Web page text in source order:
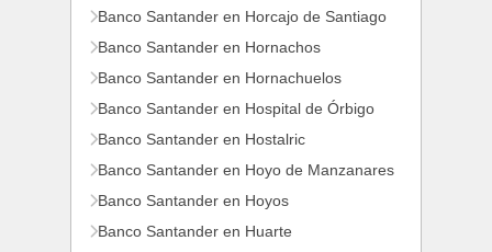
Banco Santander en Horcajo de Santiago
Banco Santander en Hornachos
Banco Santander en Hornachuelos
Banco Santander en Hospital de Órbigo
Banco Santander en Hostalric
Banco Santander en Hoyo de Manzanares
Banco Santander en Hoyos
Banco Santander en Huarte